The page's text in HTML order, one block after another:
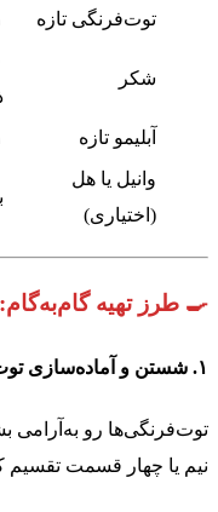
توت‌فرنگی تازه
شکر
آبلیمو تازه
وانیل یا هل
(اختیاری)
🍳 طرز تهیه گام‌به‌گام:
۱. شستن و آماده‌سازی
توت‌فرنگی‌ها رو به‌آرامی
نیم یا چهار قسمت تقسیم